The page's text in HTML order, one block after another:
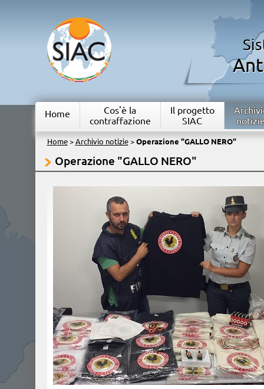
Home
Cos'è la
contraffazione
Il progetto
SIAC
Home> Archivio notizie> Operazione "GALLO NERO"
Operazione "GALLO NERO"